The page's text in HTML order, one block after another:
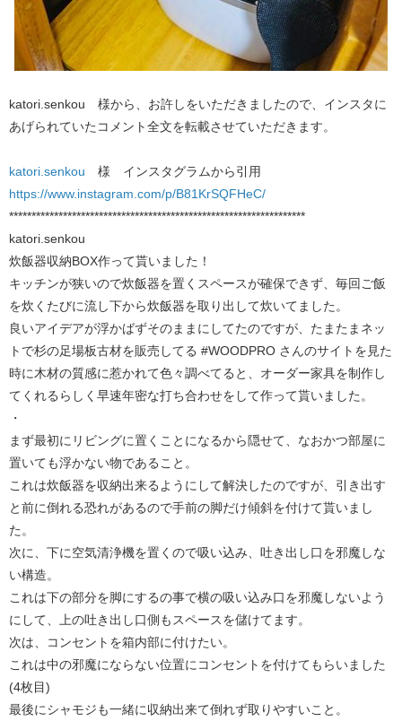
katori.senkou 様から、お許しをいただきましたので、インスタに
あげられていたコメント全文を転載させていただきます。
katori.senkou ​ 様 インスタグラムから引用
https://www.instagram.com/p/B81KrSQFHeC/
******************************************************************
katori.senkou
炊飯器収納BOX作って貰いました！
キッチンが狭いので炊飯器を置くスペースが確保できず、毎回ご飯
を炊くたびに流し下から炊飯器を取り出して炊いてました。
良いアイデアが浮かばずそのままにしてたのですが、たまたまネッ
トで杉の足場板古材を販売してる #WOODPRO さんのサイトを見た
時に木材の質感に惹かれて色々調べてると、オーダー家具を制作し
てくれるらしく早速年密な打ち合わせをして作って貰いました。
・
まず最初にリビングに置くことになるから隠せて、なおかつ部屋に
置いても浮かない物であること。
これは炊飯器を収納出来るようにして解決したのですが、引き出す
と前に倒れる恐れがあるので手前の脚だけ傾斜を付けて貰いまし
た。
次に、下に空気清浄機を置くので吸い込み、吐き出し口を邪魔しな
い構造。
これは下の部分を脚にするの事で横の吸い込み口を邪魔しないよう
にして、上の吐き出し口側もスペースを儲けてます。
次は、コンセントを箱内部に付けたい。
これは中の邪魔にならない位置にコンセントを付けてもらいました
(4枚目)
最後にシャモジも一緒に収納出来て倒れず取りやすいこと。